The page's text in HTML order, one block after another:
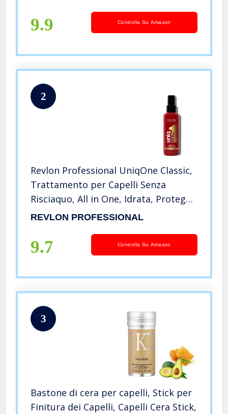
Ialuronico
9.9 Controlla Su Amazon
2
Revlon Professional UniqOne Classic,
Trattamento per Capelli Senza
Risciaquo, All in One, Idrata, Protegge
e Ripara (150ml), Fragranza Classica
REVLON PROFESSIONAL
9.7 Controlla Su Amazon
3
Bastone di cera per capelli, Stick per
Finitura dei Capelli, Capelli Cera Stick,